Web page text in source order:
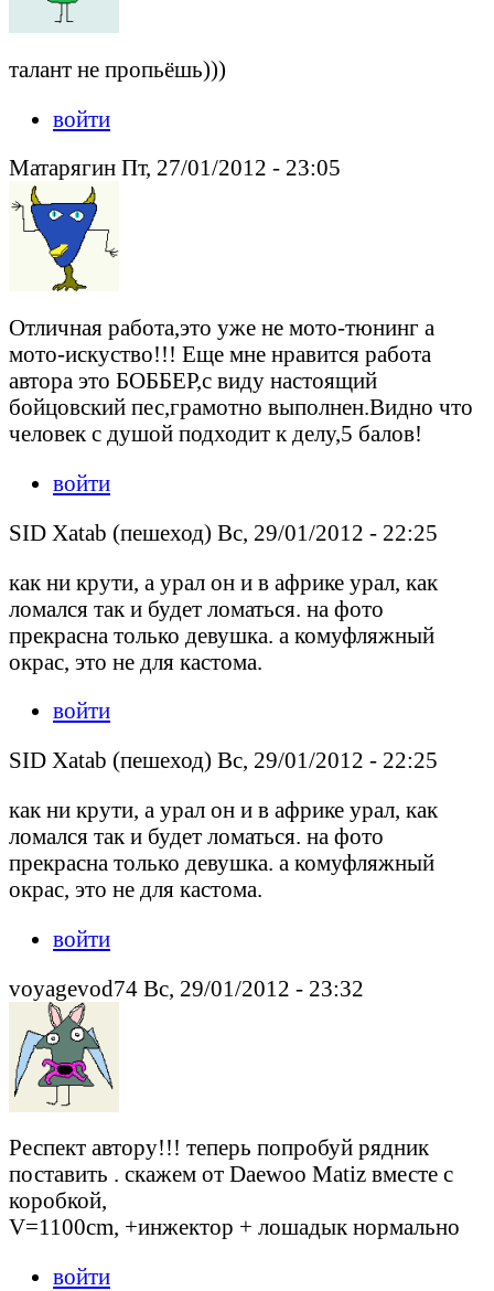
талант не пропьёшь)))
войти
Матарягин Пт, 27/01/2012 - 23:05
Отличная работа,это уже не мото-тюнинг а
мото-искуство!!! Еще мне нравится работа
автора это БОББЕР,с виду настоящий
бойцовский пес,грамотно выполнен.Видно что
человек с душой подходит к делу,5 балов!
войти
SID Xatab (пешеход) Вс, 29/01/2012 - 22:25
как ни крути, а урал он и в африке урал, как
ломался так и будет ломаться. на фото
прекрасна только девушка. а комуфляжный
окрас, это не для кастома.
войти
SID Xatab (пешеход) Вс, 29/01/2012 - 22:25
как ни крути, а урал он и в африке урал, как
ломался так и будет ломаться. на фото
прекрасна только девушка. а комуфляжный
окрас, это не для кастома.
войти
voyagevod74 Вс, 29/01/2012 - 23:32
Респект автору!!! теперь попробуй рядник
поставить . скажем от Daewoo Matiz вместе с
коробкой,
V=1100cm, +инжектор + лошадык нормально
войти